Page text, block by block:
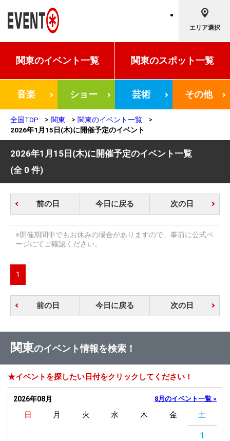
エリア選択
関東のイベント一覧 関東のスポット一覧
音楽 ショー 芸術 その他
全国TOP 関東
関東のイベント一覧
2026年1月15日(木)に開催予定のイベント
2026年1月15日(木)に開催予定のイベント一覧
(全 0 件)
前の日 今日に戻る 次の日
※開催期間中でもお休みの場合がありますので、事前に公式ペ
ージにてご確認ください。
1
前の日 今日に戻る 次の日
関東のイベント情報を検索！
★イベントを探したい日付をクリックしてください！
2026年08月 8月のイベント一覧 »
日 月 火 水 木 金 土
1